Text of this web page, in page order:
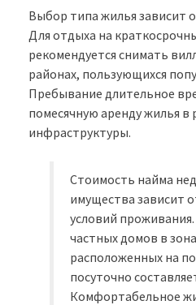
Выбор типа жилья зависит
Для отдыха на
рекомендуется снимать
районах, пользующихся
Пребывание длительное
помесячную аренду жилья в
инфраструктуры.
Стоимость найма
имущества зависит
условий
частных домов в
расположенных на
посуточно
Комфортабельное